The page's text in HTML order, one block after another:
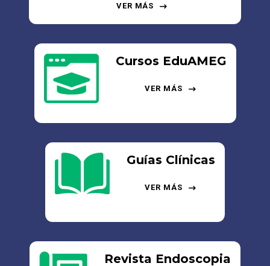
VER MÁS
Cursos EduAMEG
VER MÁS
Guías Clínicas
VER MÁS
Revista Endoscopia